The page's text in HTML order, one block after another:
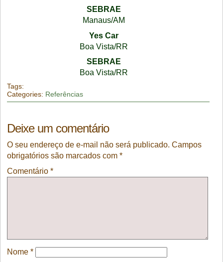
SEBRAE
Manaus/AM
Yes Car
Boa Vista/RR
SEBRAE
Boa Vista/RR
Tags:
Categories: Referências
Deixe um comentário
O seu endereço de e-mail não será publicado. Campos
obrigatórios são marcados com *
Comentário *
Nome *